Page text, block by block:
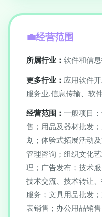
经营范围
所属行业： 软件和信
更多行业： 应用软件
服务业,信息传输、软
经营范围： 一般项目
售；用品及器材批发
划；体验式拓展活动
管理咨询；组织文化
理；广告发布；技术
技术交流、技术转让
服务；文具用品批发
表销售；办公用品销